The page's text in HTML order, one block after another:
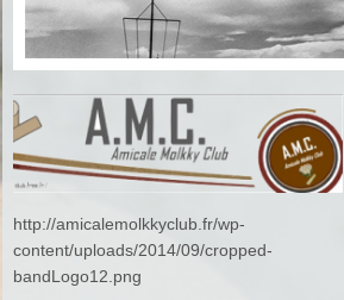
http://amicalemolkkyclub.fr/wp-
content/uploads/2014/09/cropped-
bandLogo12.png